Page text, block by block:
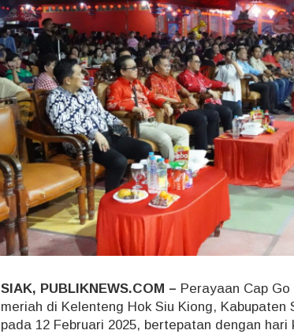
e
h
d
i
K
e
l
e
n
t
e
n
g
H
o
k
S
u
i
o
SIAK, PUBLIKNEWS.COM – Perayaan Cap
meriah di Kelenteng Hok Siu Kiong, Kabupaten
pada 12 Februari 2025, bertepatan dengan